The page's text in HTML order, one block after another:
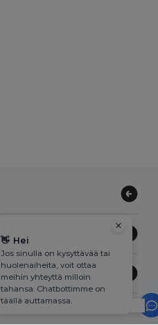
👋 Hei
Jos sinulla on kysyttävää tai
huolenaiheita, voit ottaa
meihin yhteyttä milloin
tahansa. Chatbottimme on
täällä auttamassa.